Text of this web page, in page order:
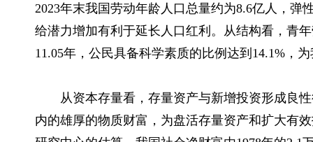
2023年末我国劳动年龄人口总量约为8.6亿人， 弹
给潜力增加有利于延长人口红利。从结构看，青
11.05年，公民具备科学素质的比例达到14.1%，
从资本存量看，存量资产与新增投资形成良
内的雄厚的物质财富，为盘活存量资产和扩大有